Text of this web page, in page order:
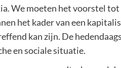
We moeten het voorstel tot
het kader van een
kan zijn. De
en sociale situatie.